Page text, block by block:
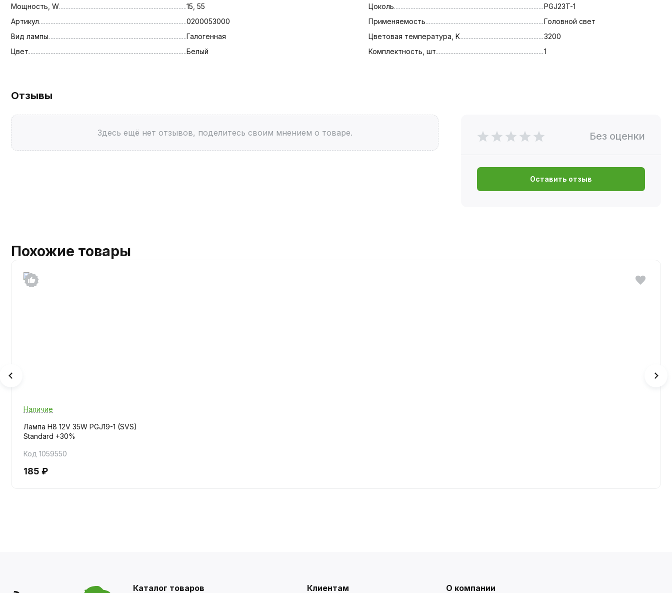
Мощность, W
15, 55
Артикул
0200053000
Вид лампы
Галогенная
Цвет
Белый
Цоколь
PGJ23T-1
Применяемость
Головной свет
Цветовая температура, K
3200
Комплектность, шт
1
Отзывы
Здесь ещё нет отзывов, поделитесь своим мнением о товаре. Без оценки
Оставить отзыв
Похожие товары
Наличие
Лампа H8 12V 35W PGJ19-1 (SVS)
Standard +30%
Код 1059550
185 ₽
Каталог товаров Клиентам О компании